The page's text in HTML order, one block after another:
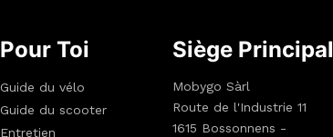
Pour Toi
Guide du vélo
Guide du scooter
Entretien
Siège Principal
Mobygo Sàrl
Route de l'Industrie 11
1615 Bossonnens -